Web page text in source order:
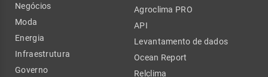
Negócios
Moda
Energia
Infraestrutura
Governo
Agroclima PRO
API
Levantamento de dados
Ocean Report
Relclima